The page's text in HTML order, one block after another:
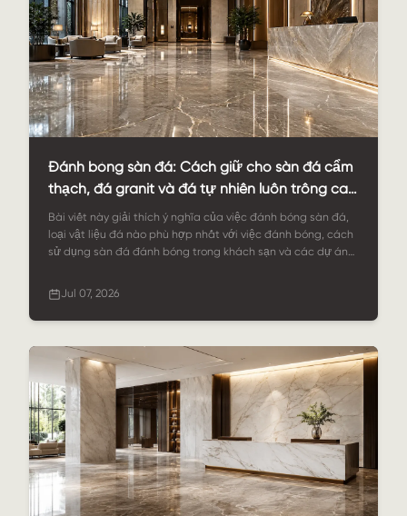
Đánh bóng sàn đá: Cách giữ cho sàn đá cẩm
thạch, đá granit và đá tự nhiên luôn trông cao
cấp
Bài viết này giải thích ý nghĩa của việc đánh bóng sàn đá,
loại vật liệu đá nào phù hợp nhất với việc đánh bóng, cách
sử dụng sàn đá đánh bóng trong khách sạn và các dự án
bền chắc từ StoneSale để có giá trị thẩm mỹ lâu dài.
Jul 07, 2026